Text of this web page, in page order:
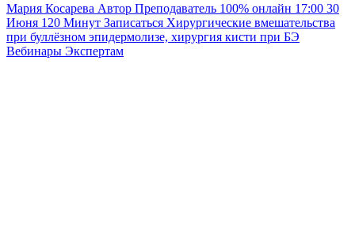
Мария Косарева Автор Преподаватель 100% онлайн 17:00 30
Июня 120 Минут Записаться Хирургические вмешательства
при буллёзном эпидермолизе, хирургия кисти при БЭ
Вебинары Экспертам